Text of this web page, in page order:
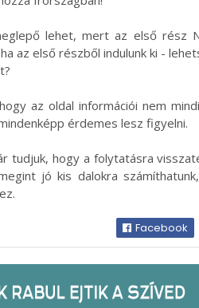
lehet, mert az első rész
az első részből indulunk ki -
az oldal információi nem
érdemes lesz figyelni.
tudjuk, hogy a folytatásra
jó kis dalokra
Facebook